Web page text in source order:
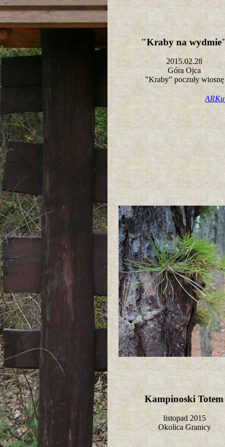
"Kraby na
2015.02.28
Góra Ojca
"Kraby" poczuły
Kampinoski
listopad 2015
Okolica Granicy